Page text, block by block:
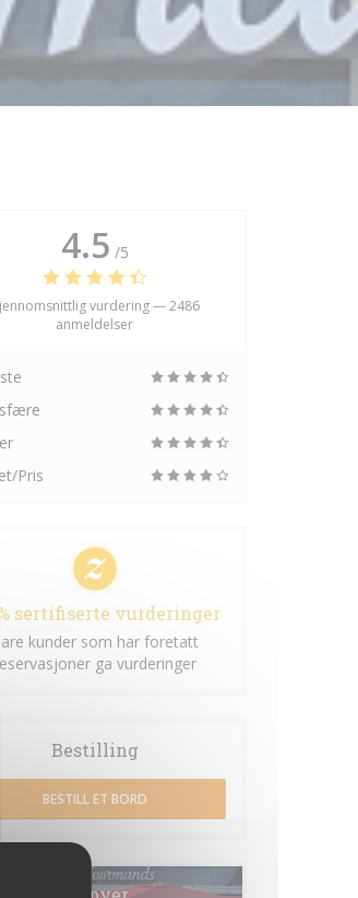
4.5 /5
vurdering —2486
anmeldelser
Pris
sertifiserte vurderinger
kunder som har foretatt
ga vurderinger
Bestilling
BESTILL ET BORD